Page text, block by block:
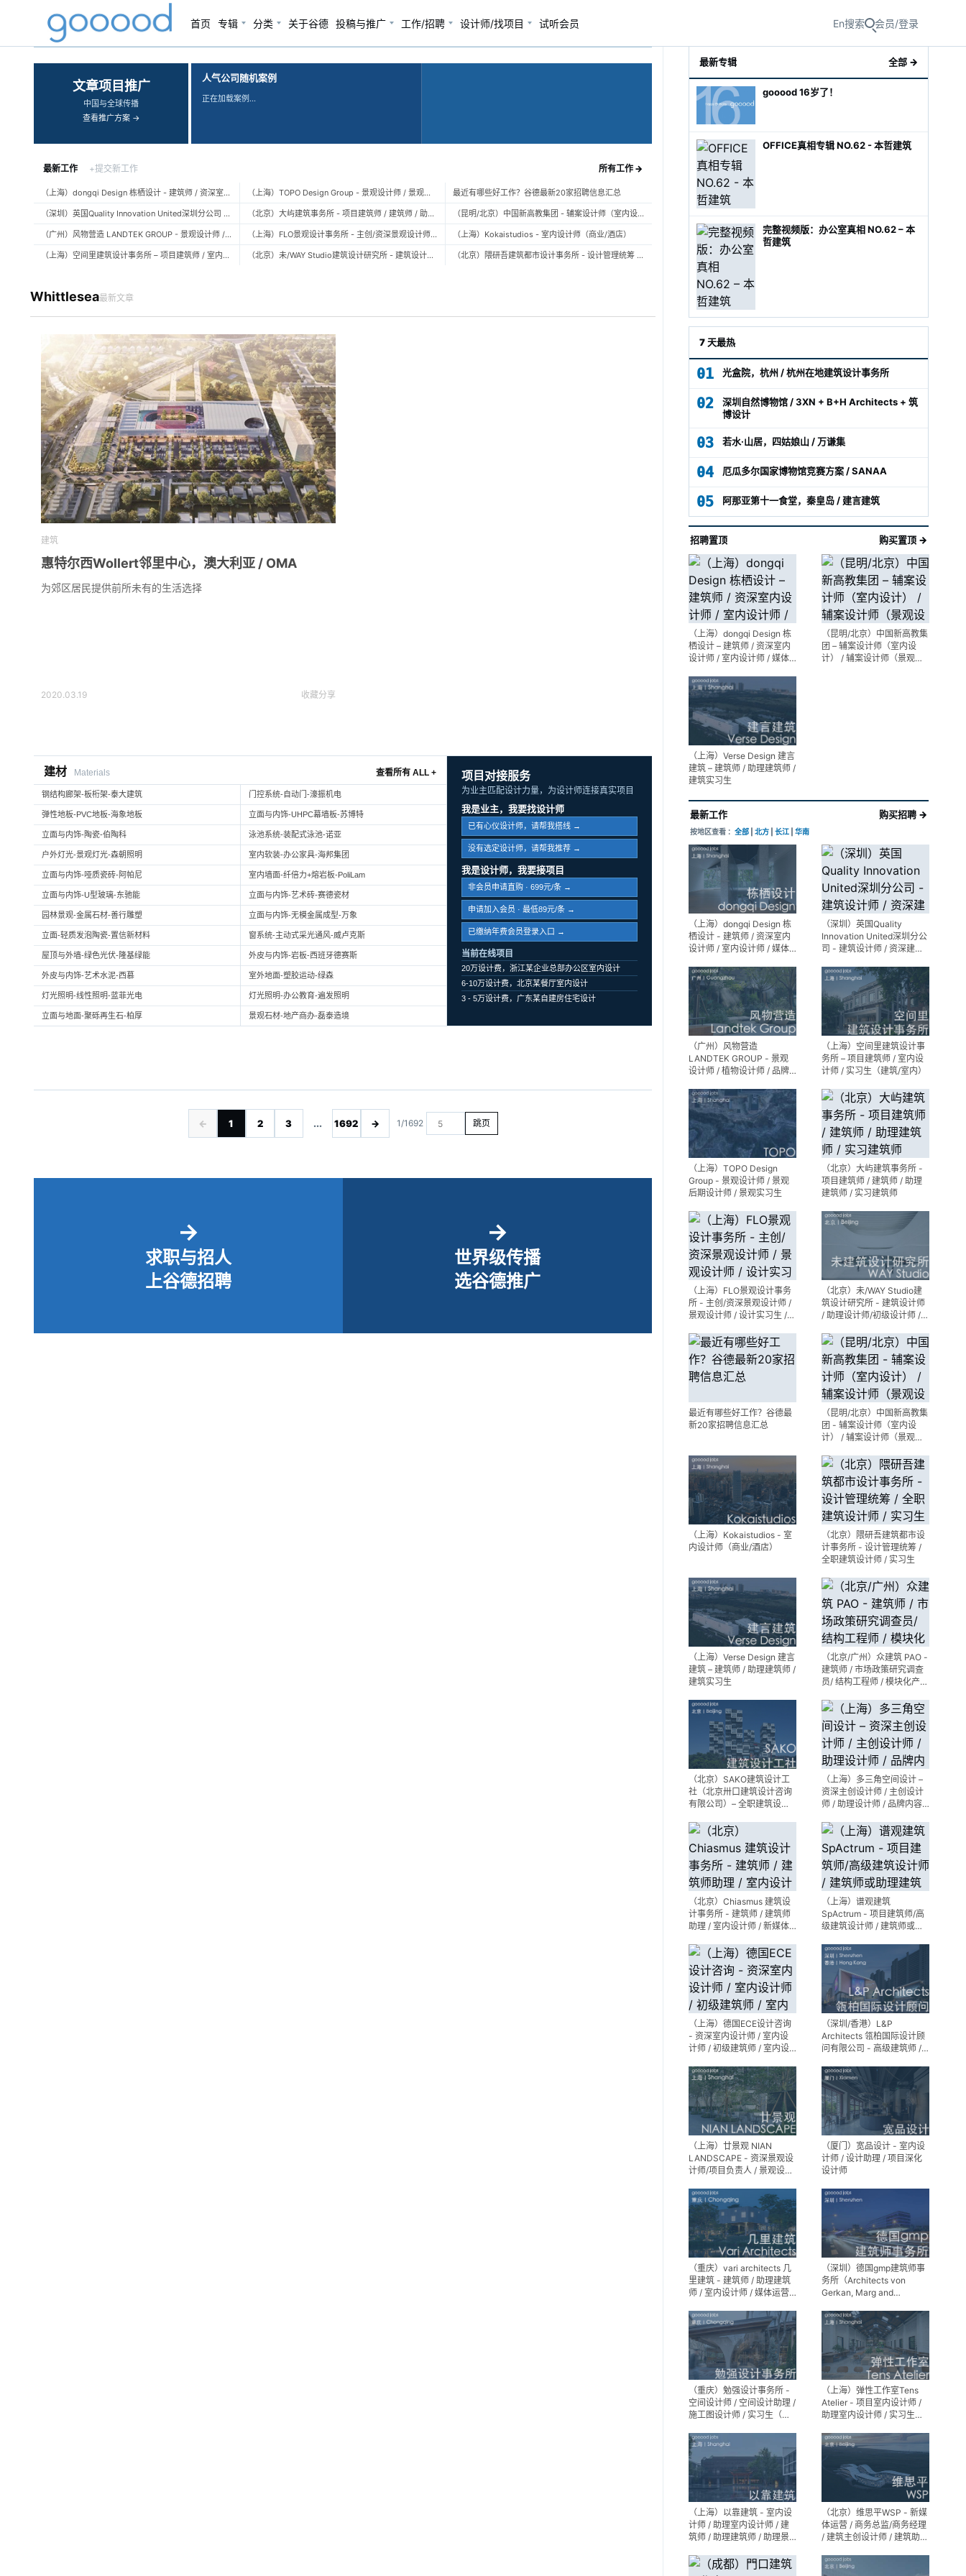
首页 专辑 分类 关于谷德 投稿与推广 工作/招聘 设计师/找项目 试听会员 En搜索 会员/登录
‹ ›
文章项目推广
中国与全球传播
查看推广方案 →
人气公司随机案例
正在加载案例…
最新工作 +提交新工作 所有工作 →
（上海）dongqi Design 栋栖设计 - 建筑师 / 资深室内设计师 / 室内设计师 / 媒体及公共关系主管 / 设计实习生（常年招聘）
（深圳）英国Quality Innovation United深圳分公司 - 建筑设计师 / 资深建筑设计师 / 室内设计师 / 设计实习生
（广州）风物营造 LANDTEK GROUP - 景观设计师 / 植物设计师 / 品牌运营 / 实习生
（上海）空间里建筑设计事务所 – 项目建筑师 / 室内设计师 / 实习生（建筑/室内）
（上海）TOPO Design Group - 景观设计师 / 景观后期设计师 / 景观实习生
（北京）大屿建筑事务所 - 项目建筑师 / 建筑师 / 助理建筑师 / 实习建筑师
（上海）FLO景观设计事务所 - 主创/资深景观设计师 / 景观设计师 / 设计实习生 / 商务行政助理 / 助理施工图设计师
（北京）未/WAY Studio建筑设计研究所 - 建筑设计师 / 助理设计师/初级设计师 / 实习生 / 办公室行政与商务助理
最近有哪些好工作？谷德最新20家招聘信息汇总
（昆明/北京）中国新高教集团 - 辅案设计师（室内设计） / 辅案设计师（景观设计）/ 生活空间组长/教学空间组长 / 平面设计高级经理 / 展陈设计高级经理
（上海）Kokaistudios - 室内设计师（商业/酒店）
（北京）隈研吾建筑都市设计事务所 - 设计管理统筹 / 全职建筑设计师 / 实习生
Whittlesea最新文章
建筑
惠特尔西Wollert邻里中心，澳大利亚 / OMA
为郊区居民提供前所未有的生活选择
2020.03.19 收藏分享
建材 Materials 查看所有 ALL +
钢结构廊架-板桁架-泰大建筑 门控系统-自动门-濠振机电
弹性地板-PVC地板-海象地板 立面与内饰-UHPC幕墙板-苏博特
立面与内饰-陶瓷-伯陶科 泳池系统-装配式泳池-诺亚
户外灯光-景观灯光-森朝照明 室内软装-办公家具-海邦集团
立面与内饰-哑质瓷砖-阿帕尼 室内墙面-纤倍力+熔岩板-PoliLam
立面与内饰-U型玻璃-东驰能 立面与内饰-艺术砖-赛德瓷材
园林景观-金属石材-善行雕塑 立面与内饰-无模金属成型-万象
立面-轻质发泡陶瓷-置信新材料 窗系统-主动式采光通风-威卢克斯
屋顶与外墙-绿色光伏-隆基绿能 外皮与内饰-岩板-西班牙德赛斯
外皮与内饰-艺术水泥-西慕 室外地面-塑胶运动-绿森
灯光照明-线性照明-蓝菲光电 灯光照明-办公教育-遍发照明
立面与地面-聚砾再生石-柏厚 景观石材-地产商办-磊泰造境
项目对接服务
为业主匹配设计力量，为设计师连接真实项目
我是业主，我要找设计师
已有心仪设计师，请帮我搭线 →
没有选定设计师，请帮我推荐 →
我是设计师，我要接项目
非会员申请直购 · 699元/条 →
申请加入会员 · 最低89元/条 →
已缴纳年费会员登录入口 →
当前在线项目
20万设计费，浙江某企业总部办公区室内设计
6-10万设计费，北京某餐厅室内设计
3 - 5万设计费，广东某自建房住宅设计
← 1 2 3 ... 1692 → 1/1692 跳页
→
求职与招人
上谷德招聘
→
世界级传播
选谷德推广
最新专辑 全部 →
gooood 16岁了！
OFFICE真相专辑 NO.62 - 本哲建筑
完整视频版：办公室真相 NO.62 – 本
哲建筑
7 天最热
01 光盒院，杭州 / 杭州在地建筑设计事务所
02
深圳自然博物馆 / 3XN + B+H Architects + 筑
博设计
03 若水·山居，四姑娘山 / 万谦集
04 厄瓜多尔国家博物馆竞赛方案 / SANAA
05 阿那亚第十一食堂，秦皇岛 / 建言建筑
招聘置顶 购买置顶 →
（上海）dongqi Design 栋
栖设计 – 建筑师 / 资深室内
设计师 / 室内设计师 / 媒体
生（常年招聘）
（昆明/北京）中国新高教集
团 – 辅案设计师（室内设
计） / 辅案设计师（景观设
（上海）Verse Design 建言
建筑 – 建筑师 / 助理建筑师 /
建筑实习生
最新工作 购买招聘 →
按地区查看 ： 全部 北方 长江 华南
（上海）dongqi Design 栋
栖设计 - 建筑师 / 资深室内
设计师 / 室内设计师 / 媒体
生（常年招聘）
（深圳）英国Quality
Innovation United深圳分公
司 - 建筑设计师 / 资深建筑
实习生
（广州）风物营造
LANDTEK GROUP - 景观
设计师 / 植物设计师 / 品牌
（上海）空间里建筑设计事
务所 – 项目建筑师 / 室内设
计师 / 实习生（建筑/室内）
（上海）TOPO Design
Group - 景观设计师 / 景观
后期设计师 / 景观实习生
（北京）大屿建筑事务所 -
项目建筑师 / 建筑师 / 助理
建筑师 / 实习建筑师
（上海）FLO景观设计事务
所 - 主创/资深景观设计师 /
景观设计师 / 设计实习生 /
设计师
（北京）未/WAY Studio建
筑设计研究所 - 建筑设计师
/ 助理设计师/初级设计师 /
助理
最近有哪些好工作？谷德最
新20家招聘信息汇总
（昆明/北京）中国新高教集
团 - 辅案设计师（室内设
计） / 辅案设计师（景观设
间组长 / 平面设计高级经理 /
展陈设计高级经理
（上海）Kokaistudios - 室
内设计师（商业/酒店）
（北京）隈研吾建筑都市设
计事务所 - 设计管理统筹 /
全职建筑设计师 / 实习生
（上海）Verse Design 建言
建筑 – 建筑师 / 助理建筑师 /
建筑实习生
（北京/广州）众建筑 PAO -
建筑师 / 市场政策研究调查
员/ 结构工程师 / 模块化产品
师 / 机电工程师 / 实习生
（北京）SAKO建筑设计工
社（北京卅口建筑设计咨询
有限公司）– 全职建筑设计
（上海）多三角空间设计 –
资深主创设计师 / 主创设计
师 / 助理设计师 / 品牌内容
（北京）Chiasmus 建筑设
计事务所 - 建筑师 / 建筑师
助理 / 室内设计师 / 新媒体
（上海）谱观建筑
SpActrum - 项目建筑师/高
级建筑设计师 / 建筑师或助
媒体助理 / 实习生（建筑设
计/媒体，长期有效）
（上海）德国ECE设计咨询
- 资深室内设计师 / 室内设
计师 / 初级建筑师 / 室内设
习生
（深圳/香港）L&P
Architects 瓴柏国际设计顾
问有限公司 - 高级建筑师 /
精装设计师
（上海）廿景观 NIAN
LANDSCAPE - 资深景观设
计师/项目负责人 / 景观设计
（厦门）宽品设计 - 室内设
计师 / 设计助理 / 项目深化
设计师
（重庆）vari architects 几
里建筑 - 建筑师 / 助理建筑
师 / 室内设计师 / 媒体运营
（深圳）德国gmp建筑师事
务所（Architects von
Gerkan, Marg and
（重庆）勉强设计事务所 -
空间设计师 / 空间设计助理 /
施工图设计师 / 实习生（长
（上海）弹性工作室Tens
Atelier - 项目室内设计师 /
助理室内设计师 / 实习生
（上海）以靠建筑 - 室内设
计师 / 助理室内设计师 / 建
筑师 / 助理建筑师 / 助理景
（北京）维思平WSP - 新媒
体运营 / 商务总监/商务经理
/ 建筑主创设计师 / 建筑助理